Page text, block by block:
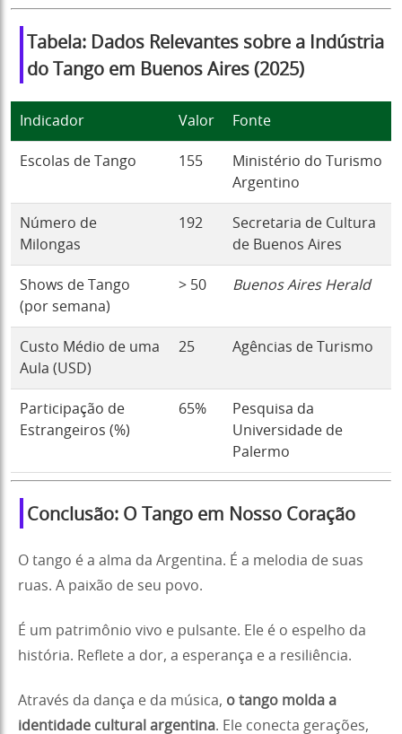
Tabela: Dados Relevantes sobre a Indústria
do Tango em Buenos Aires (2025)
Indicador Valor Fonte
Escolas de Tango 155
Ministério do Turismo
Argentino
Número de
Milongas
192
Secretaria de Cultura
de Buenos Aires
Shows de Tango
(por semana)
> 50 Buenos Aires Herald
Custo Médio de uma
Aula (USD)
25 Agências de Turismo
Participação de
Estrangeiros (%)
65%
Pesquisa da
Universidade de
Palermo
Conclusão: O Tango em Nosso Coração
O tango é a alma da Argentina. É a melodia de suas
ruas. A paixão de seu povo.
É um patrimônio vivo e pulsante. Ele é o espelho da
história. Reflete a dor, a esperança e a resiliência.
Através da dança e da música, o tango molda a
identidade cultural argentina. Ele conecta gerações,